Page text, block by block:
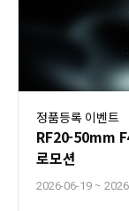
정품등록 이벤트
RF20-50mm
로모션
2026-06-19~